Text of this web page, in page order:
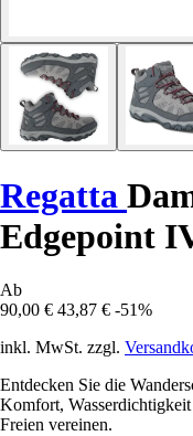
Regatta
Edgepoint
Ab
90,00 € 43,87 € -51%
inkl. MwSt. zzgl.
Entdecken Sie die
Komfort,
Freien vereinen.